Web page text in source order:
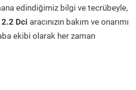
edindiğimiz bilgi ve tecrübeyle,
Dci aracınızın bakım ve onarımı
ekibi olarak her zaman